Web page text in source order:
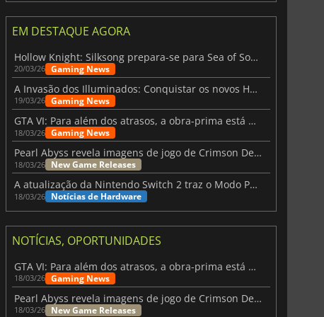
EM DESTAQUE AGORA
Hollow Knight: Silksong prepara-se para Sea of Sorrow com um patch
20/03/26 Gaming News
A Invasão dos Illuminados: Conquistar os novos Helldivers 2 Atualização!
19/03/26 Gaming News
GTA VI: Para além dos atrasos, a obra-prima está quase a chegar
18/03/26 Gaming News
Pearl Abyss revela imagens de jogo de Crimson Desert para a PS5
18/03/26 New Game Releases
A atualização da Nintendo Switch 2 traz o Modo Portátil aos jogos mais antigos da Switch
18/03/26 Notícias de Hardware
NOTÍCIAS, OPORTUNIDADES
GTA VI: Para além dos atrasos, a obra-prima está quase a chegar
18/03/26 Gaming News
Pearl Abyss revela imagens de jogo de Crimson Desert para a PS5
18/03/26 New Game Releases